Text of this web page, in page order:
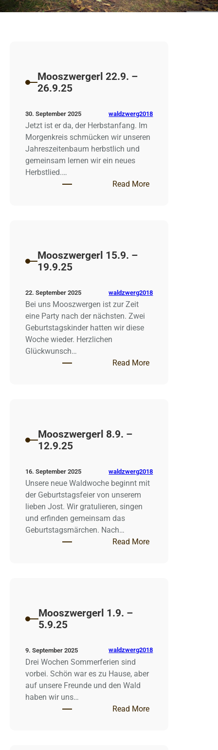
Mooszwergerl 22.9. –
26.9.25
30. September 2025 waldzwerg2018
Jetzt ist er da, der Herbstanfang. Im
Morgenkreis schmücken wir unseren
Jahreszeitenbaum herbstlich und
gemeinsam lernen wir ein neues
Herbstlied.…
Read More: Mooszwergerl
Mooszwergerl 15.9. –
19.9.25
22. September 2025 waldzwerg2018
Bei uns Mooszwergen ist zur Zeit
eine Party nach der nächsten. Zwei
Geburtstagskinder hatten wir diese
Woche wieder. Herzlichen
Glückwunsch…
Read More: Mooszwergerl
Mooszwergerl 8.9. –
12.9.25
16. September 2025 waldzwerg2018
Unsere neue Waldwoche beginnt mit
der Geburtstagsfeier von unserem
lieben Jost. Wir gratulieren, singen
und erfinden gemeinsam das
Geburtstagsmärchen. Nach…
Read More: Mooszwergerl
Mooszwergerl 1.9. –
5.9.25
9. September 2025 waldzwerg2018
Drei Wochen Sommerferien sind
vorbei. Schön war es zu Hause, aber
auf unsere Freunde und den Wald
haben wir uns…
Read More: Mooszwergerl